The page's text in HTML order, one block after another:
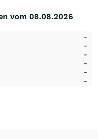
vom 08.08.2026
-
-
-
-
-
-